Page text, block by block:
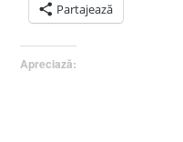
Partajează
Apreciază: